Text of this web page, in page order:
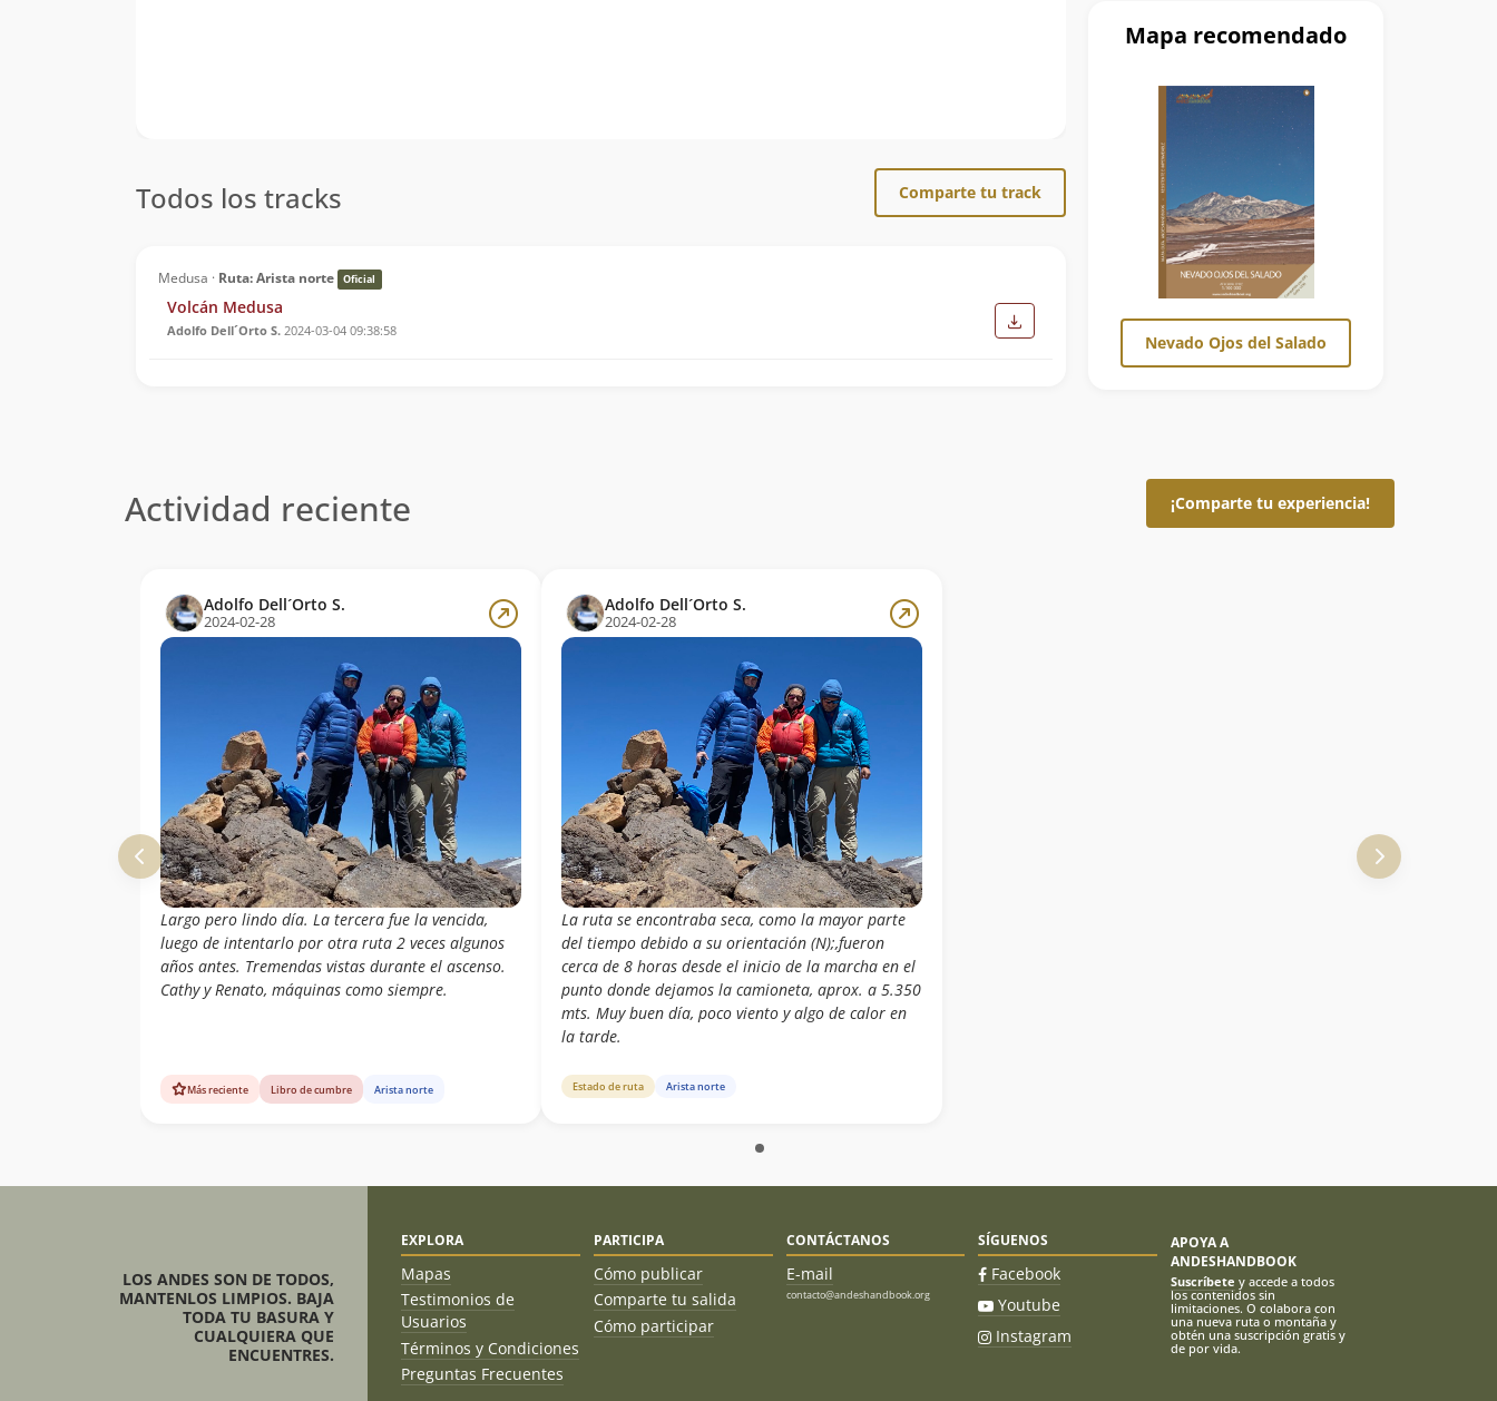
Mapa recomendado
Nevado Ojos del Salado
Todos los tracks Comparte tu track
Medusa · Ruta: Arista norte Oficial
Volcán Medusa
Adolfo Dell´Orto S. 2024-03-04 09:38:58
Actividad reciente ¡Comparte tu experiencia!
Adolfo Dell´Orto S.
2024-02-28
Largo pero lindo día. La tercera fue la vencida,
luego de intentarlo por otra ruta 2 veces algunos
años antes. Tremendas vistas durante el ascenso.
Cathy y Renato, máquinas como siempre.
Más reciente Libro de cumbre Arista norte
Adolfo Dell´Orto S.
2024-02-28
La ruta se encontraba seca, como la mayor parte
del tiempo debido a su orientación (N);,fueron
cerca de 8 horas desde el inicio de la marcha en el
punto donde dejamos la camioneta, aprox. a 5.350
mts. Muy buen día, poco viento y algo de calor en
la tarde.
Estado de ruta Arista norte
LOS ANDES SON DE TODOS,
MANTENLOS LIMPIOS. BAJA
TODA TU BASURA Y
CUALQUIERA QUE
ENCUENTRES.
EXPLORA
Mapas
Testimonios de
Usuarios
Términos y Condiciones
Preguntas Frecuentes
PARTICIPA
Cómo publicar
Comparte tu salida
Cómo participar
CONTÁCTANOS
E-mail
contacto@andeshandbook.org
SÍGUENOS
Facebook
Youtube
Instagram
APOYA A
ANDESHANDBOOK
Suscríbete y accede a todos
los contenidos sin
limitaciones. O colabora con
una nueva ruta o montaña y
obtén una suscripción gratis y
de por vida.